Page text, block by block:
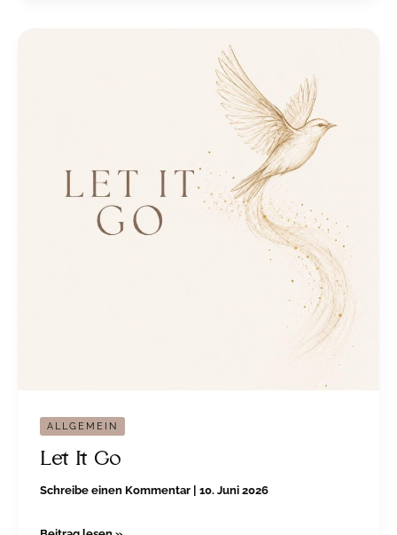
ALLGEMEIN
Let It Go
Schreibe einen Kommentar 10. Juni 2026